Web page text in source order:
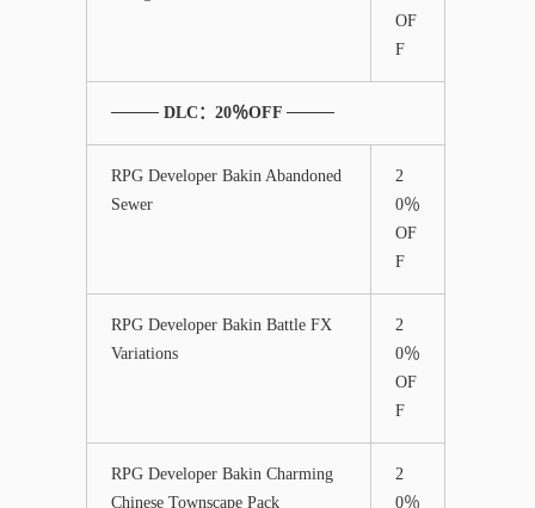
OF
F
──── DLC：20％OFF ────
RPG Developer Bakin Abandoned
Sewer
2
0％
OF
F
RPG Developer Bakin Battle FX
Variations
2
0％
OF
F
RPG Developer Bakin Charming
Chinese Townscape Pack
2
0％